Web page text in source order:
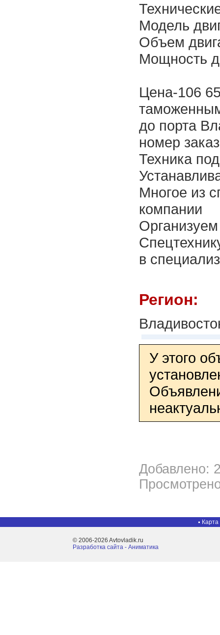
Модель
Объем
Мощность
Цена-106
до порта
номер
Техника
Многое из
компании
в
Регион:
У этого
Добавлено:
Карта
© 2006-2026 Avtovladik.ru
Разработка сайта - Aниматика